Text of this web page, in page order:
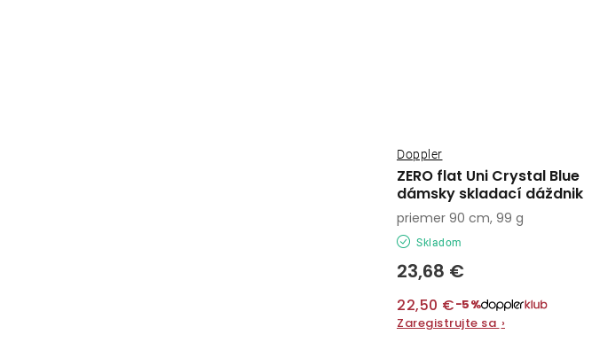
ZERO flat Uni Crystal Blue
dámsky skladací dáždnik
Doppler
Skladom
23,68 €
22,50 €−5%
Zaregistrujte sa ›
priemer 90 cm, 99 g